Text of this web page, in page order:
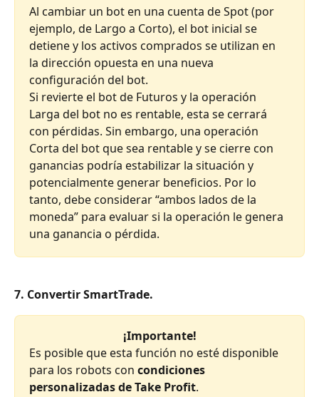
Al cambiar un bot en una cuenta de Spot (por
ejemplo, de Largo a Corto), el bot inicial se
detiene y los activos comprados se utilizan en
la dirección opuesta en una nueva
configuración del bot.
Si revierte el bot de Futuros y la operación
Larga del bot no es rentable, esta se cerrará
con pérdidas. Sin embargo, una operación
Corta del bot que sea rentable y se cierre con
ganancias podría estabilizar la situación y
potencialmente generar beneficios. Por lo
tanto, debe considerar “ambos lados de la
moneda” para evaluar si la operación le genera
una ganancia o pérdida.
7. Convertir SmartTrade.
¡Importante!
Es posible que esta función no esté disponible
para los robots con condiciones
personalizadas de Take Profit.